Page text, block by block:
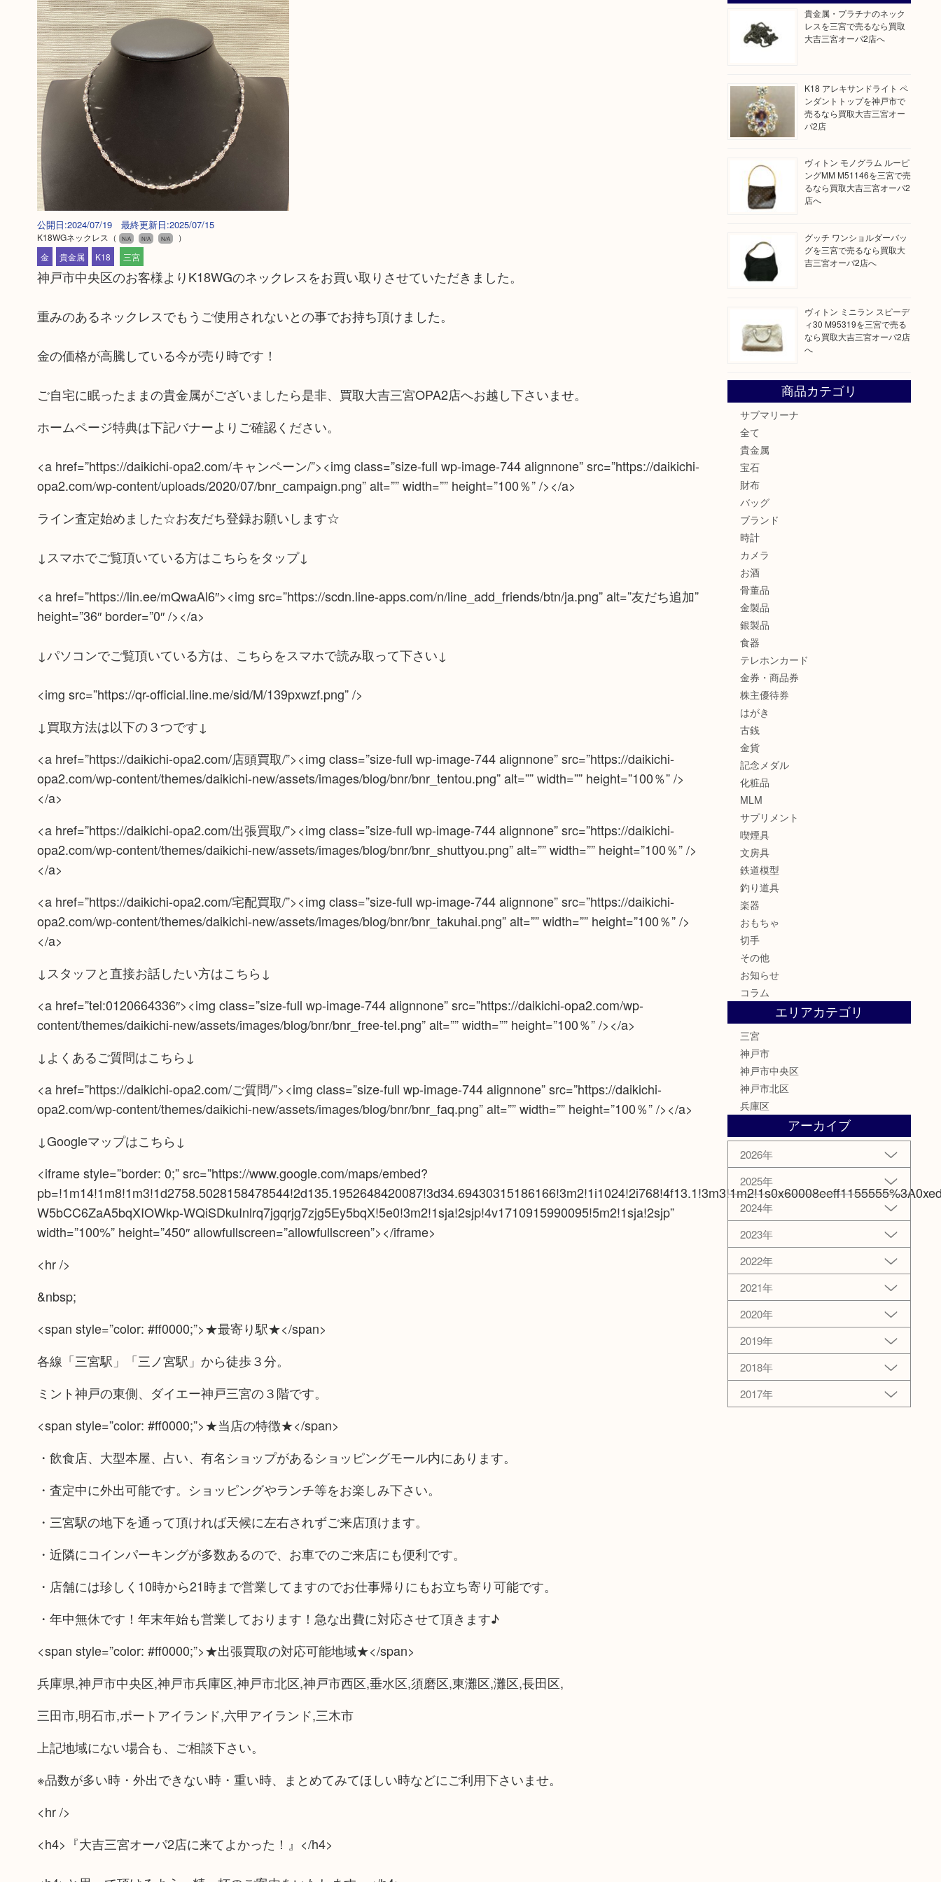
公開日:2024/07/19 最終更新日:2025/07/15
K18WGネックレス （ N/A N/A N/A
）
金
貴金属 K18 三宮
神戸市中央区のお客様よりK18WGのネックレスをお買い取りさせていただきました。
重みのあるネックレスでもうご使用されないとの事でお持ち頂けました。
金の価格が高騰している今が売り時です！
ご自宅に眠ったままの貴金属がございましたら是非、買取大吉三宮OPA2店へお越し下さいませ。
ホームページ特典は下記バナーよりご確認ください。
<a href=”https://daikichi-opa2.com/キャンペーン/”><img class=”size-full wp-image-744 alignnone” src=”https://daikichi-
opa2.com/wp-content/uploads/2020/07/bnr_campaign.png” alt=”” width=”” height=”100％” /></a>
ライン査定始めました☆お友だち登録お願いします☆
↓スマホでご覧頂いている方はこちらをタップ↓
<a href=”https://lin.ee/mQwaAl6″><img src=”https://scdn.line-apps.com/n/line_add_friends/btn/ja.png” alt=”友だち追加”
height=”36″ border=”0″ /></a>
↓パソコンでご覧頂いている方は、こちらをスマホで読み取って下さい↓
<img src=”https://qr-official.line.me/sid/M/139pxwzf.png” />
↓買取方法は以下の３つです↓
<a href=”https://daikichi-opa2.com/店頭買取/”><img class=”size-full wp-image-744 alignnone” src=”https://daikichi-
opa2.com/wp-content/themes/daikichi-new/assets/images/blog/bnr/bnr_tentou.png” alt=”” width=”” height=”100％” />
</a>
<a href=”https://daikichi-opa2.com/出張買取/”><img class=”size-full wp-image-744 alignnone” src=”https://daikichi-
opa2.com/wp-content/themes/daikichi-new/assets/images/blog/bnr/bnr_shuttyou.png” alt=”” width=”” height=”100％” />
</a>
<a href=”https://daikichi-opa2.com/宅配買取/”><img class=”size-full wp-image-744 alignnone” src=”https://daikichi-
opa2.com/wp-content/themes/daikichi-new/assets/images/blog/bnr/bnr_takuhai.png” alt=”” width=”” height=”100％” />
</a>
↓スタッフと直接お話したい方はこちら↓
<a href=”tel:0120664336″><img class=”size-full wp-image-744 alignnone” src=”https://daikichi-opa2.com/wp-
content/themes/daikichi-new/assets/images/blog/bnr/bnr_free-tel.png” alt=”” width=”” height=”100％” /></a>
↓よくあるご質問はこちら↓
<a href=”https://daikichi-opa2.com/ご質問/”><img class=”size-full wp-image-744 alignnone” src=”https://daikichi-
opa2.com/wp-content/themes/daikichi-new/assets/images/blog/bnr/bnr_faq.png” alt=”” width=”” height=”100％” /></a>
↓Googleマップはこちら↓
<iframe style=”border: 0;” src=”https://www.google.com/maps/embed?
W5bCC6ZaA5bqXIOWkp-WQiSDkuInlrq7jgqrjg7zjg5Ey5bqX!5e0!3m2!1sja!2sjp!4v1710915990095!5m2!1sja!2sjp”
width=”100%” height=”450″ allowfullscreen=”allowfullscreen”></iframe>
<hr />
&nbsp;
<span style=”color: #ff0000;”>★最寄り駅★</span>
各線「三宮駅」「三ノ宮駅」から徒歩３分。
ミント神戸の東側、ダイエー神戸三宮の３階です。
<span style=”color: #ff0000;”>★当店の特徴★</span>
・飲食店、大型本屋、占い、有名ショップがあるショッピングモール内にあります。
・査定中に外出可能です。ショッピングやランチ等をお楽しみ下さい。
・三宮駅の地下を通って頂ければ天候に左右されずご来店頂けます。
・近隣にコインパーキングが多数あるので、お車でのご来店にも便利です。
・店舗には珍しく10時から21時まで営業してますのでお仕事帰りにもお立ち寄り可能です。
・年中無休です！年末年始も営業しております！急な出費に対応させて頂きます♪
<span style=”color: #ff0000;”>★出張買取の対応可能地域★</span>
兵庫県,神戸市中央区,神戸市兵庫区,神戸市北区,神戸市西区,垂水区,須磨区,東灘区,灘区,長田区,
三田市,明石市,ポートアイランド,六甲アイランド,三木市
上記地域にない場合も、ご相談下さい。
※品数が多い時・外出できない時・重い時、まとめてみてほしい時などにご利用下さいませ。
<hr />
<h4>『大吉三宮オーパ2店に来てよかった！』</h4>
貴金属・プラチナのネック
レスを三宮で売るなら買取
大吉三宮オーパ2店へ
K18 アレキサンドライト ペ
ンダントトップを神戸市で
売るなら買取大吉三宮オー
パ2店
ヴィトン モノグラム ルーピ
ングMM M51146を三宮で売
るなら買取大吉三宮オーパ2
店へ
グッチ ワンショルダーバッ
グを三宮で売るなら買取大
吉三宮オーパ2店へ
ヴィトン ミニラン スピーデ
ィ30 M95319を三宮で売る
なら買取大吉三宮オーパ2店
へ
商品カテゴリ
サブマリーナ
全て
貴金属
宝石
財布
バッグ
ブランド
時計
カメラ
お酒
骨董品
金製品
銀製品
食器
テレホンカード
金券・商品券
株主優待券
はがき
古銭
金貨
記念メダル
化粧品
MLM
サプリメント
喫煙具
文房具
鉄道模型
釣り道具
楽器
おもちゃ
切手
その他
お知らせ
コラム
エリアカテゴリ
三宮
神戸市
神戸市中央区
神戸市北区
兵庫区
アーカイブ
2026年
2025年
2024年
2023年
2022年
2021年
2020年
2019年
2018年
2017年